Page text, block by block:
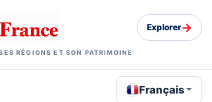
RÉGIONS ET SON PATRIMOINE
Explorer→
Français